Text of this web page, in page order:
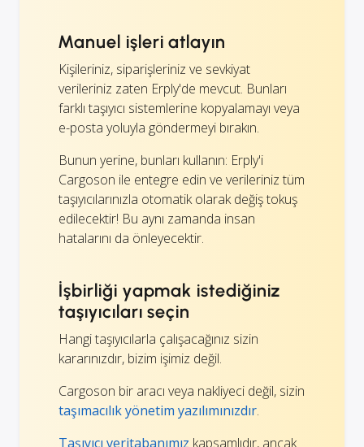
Manuel işleri atlayın
Kişileriniz, siparişleriniz ve sevkiyat
verileriniz zaten Erply'de mevcut. Bunları
farklı taşıyıcı sistemlerine kopyalamayı veya
e-posta yoluyla göndermeyi bırakın.
Bunun yerine, bunları kullanın: Erply'i
Cargoson ile entegre edin ve verileriniz tüm
taşıyıcılarınızla otomatik olarak değiş tokuş
edilecektir! Bu aynı zamanda insan
hatalarını da önleyecektir.
İşbirliği yapmak istediğiniz
taşıyıcıları seçin
Hangi taşıyıcılarla çalışacağınız sizin
kararınızdır, bizim işimiz değil.
Cargoson bir aracı veya nakliyeci değil, sizin
taşımacılık yönetim yazılımınızdır.
Taşıyıcı veritabanımız kapsamlıdır, ancak